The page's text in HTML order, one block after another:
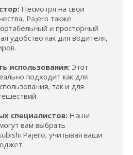
Несмотря на свои
Pajero также
и просторный
удобство как для водителя,
использования: Этот
подходит как для
так и для
специалистов: Наши
вам выбрать
Pajero, учитывая ваши